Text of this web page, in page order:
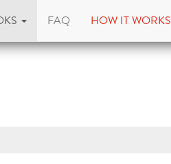
FAQ HOW IT WORKS